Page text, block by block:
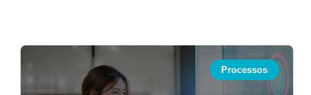
Processos